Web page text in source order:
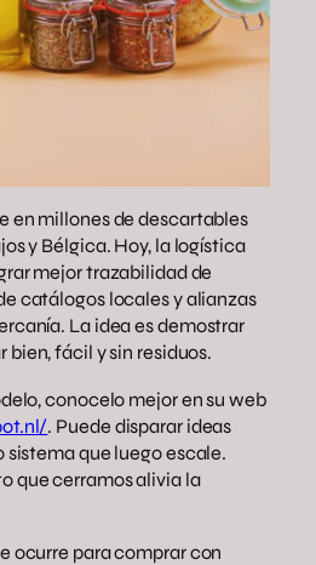
en millones de descartables
y Bélgica. Hoy, la logística
mejor trazabilidad de
catálogos locales y alianzas
La idea es demostrar
bien, fácil y sin residuos.
conocelo mejor en su web
. Puede disparar ideas
sistema que luego escale.
que cerramos alivia la
ocurre para comprar con